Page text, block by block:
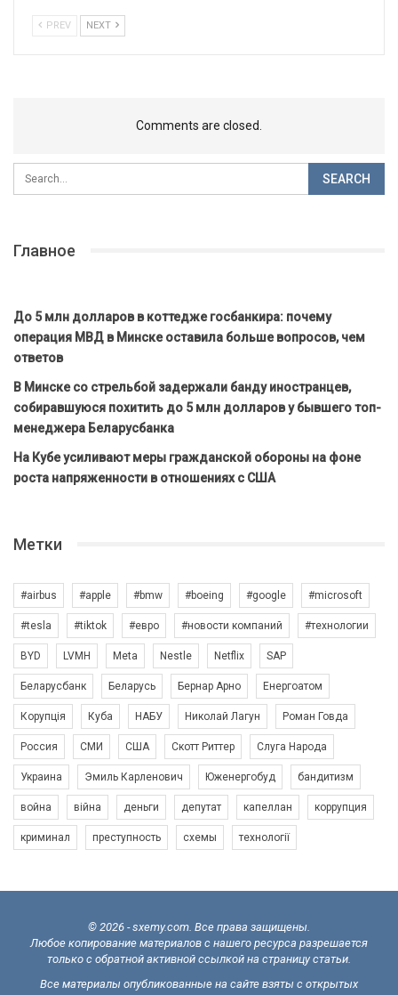
PREV NEXT
Comments are closed.
Главное
До 5 млн долларов в коттедже госбанкира: почему
операция МВД в Минске оставила больше вопросов, чем
ответов
В Минске со стрельбой задержали банду иностранцев,
собиравшуюся похитить до 5 млн долларов у бывшего топ-
менеджера Беларусбанка
На Кубе усиливают меры гражданской обороны на фоне
роста напряженности в отношениях с США
Метки
#airbus #apple #bmw #boeing #google #microsoft
#tesla #tiktok #евро #новости компаний #технологии
BYD LVMH Meta Nestle Netflix SAP
Беларусбанк Беларусь Бернар Арно Енергоатом
Корупція Куба НАБУ Николай Лагун Роман Говда
Россия СМИ США Скотт Риттер Слуга Народа
Украина Эмиль Карленович Юженергобуд бандитизм
война війна деньги депутат капеллан коррупция
криминал преступность схемы технології
© 2026 - sxemy.com. Все права защищены.
Любое копирование материалов с нашего ресурса разрешается
только с обратной активной ссылкой на страницу статьи.
Все материалы опубликованные на сайте взяты с открытых